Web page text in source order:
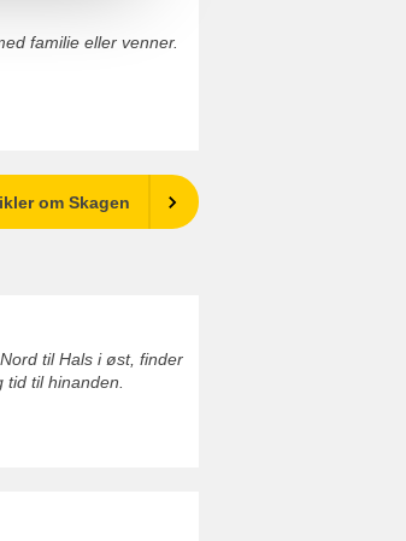
familie eller venner.
om Skagen
til Hals i øst, finder
til hinanden.